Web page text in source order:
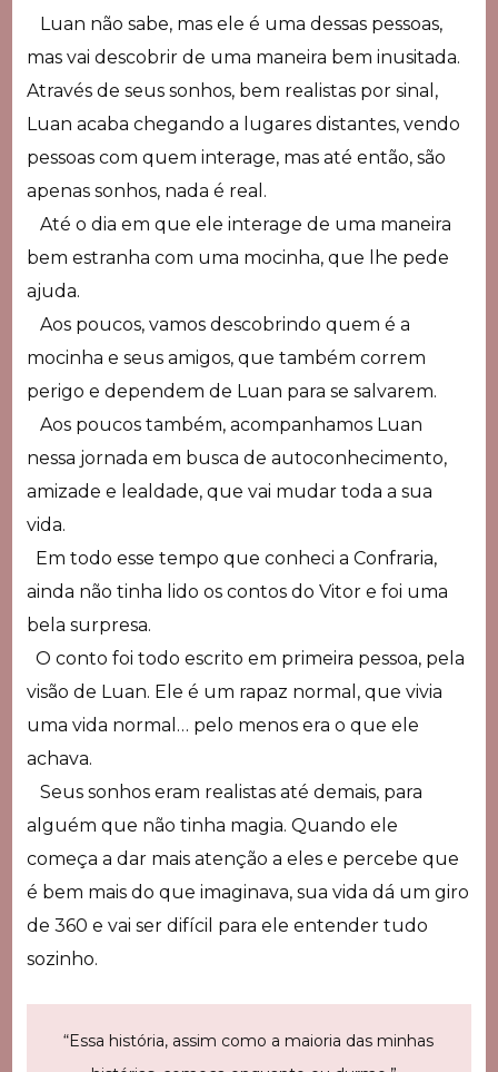
Luan não sabe, mas ele é uma dessas pessoas,
mas vai descobrir de uma maneira bem inusitada.
Através de seus sonhos, bem realistas por sinal,
Luan acaba chegando a lugares distantes, vendo
pessoas com quem interage, mas até então, são
apenas sonhos, nada é real.
Até o dia em que ele interage de uma maneira
bem estranha com uma mocinha, que lhe pede
ajuda.
Aos poucos, vamos descobrindo quem é a
mocinha e seus amigos, que também correm
perigo e dependem de Luan para se salvarem.
Aos poucos também, acompanhamos Luan
nessa jornada em busca de autoconhecimento,
amizade e lealdade, que vai mudar toda a sua
vida.
Em todo esse tempo que conheci a Confraria,
ainda não tinha lido os contos do Vitor e foi uma
bela surpresa.
O conto foi todo escrito em primeira pessoa, pela
visão de Luan. Ele é um rapaz normal, que vivia
uma vida normal… pelo menos era o que ele
achava.
Seus sonhos eram realistas até demais, para
alguém que não tinha magia. Quando ele
começa a dar mais atenção a eles e percebe que
é bem mais do que imaginava, sua vida dá um giro
de 360 e vai ser difícil para ele entender tudo
sozinho.
“Essa história, assim como a maioria das minhas